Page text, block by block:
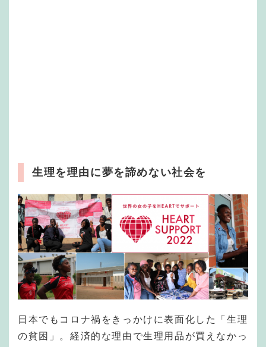
生理を理由に夢を諦めない社会を
日本でもコロナ禍をきっかけに表面化した「生理
の貧困」。経済的な理由で生理用品が買えなかっ